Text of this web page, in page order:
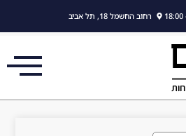
רחוב החשמל 18, תל אביב